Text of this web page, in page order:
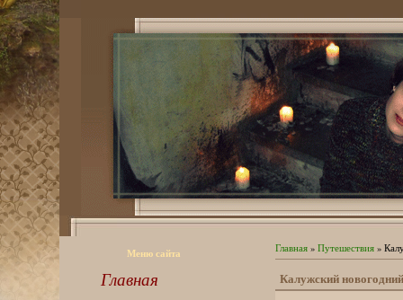
Меню сайта
Главная
Главная» Путешествия»
Калужский